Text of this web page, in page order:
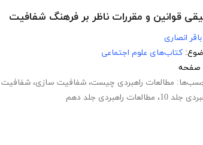
قوانین و مقررات ناظر بر فرهنگ شفافیت
باقر انصاری
کتاب‌های علوم اجتماعی
مطالعات راهبردی چیست، شفافیت سازی، شفافیت
جلد 10
، مطالعات راهبردی جلد دهم